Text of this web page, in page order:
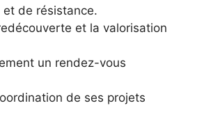
et de résistance.
et la valorisation
un rendez-vous
de ses projets